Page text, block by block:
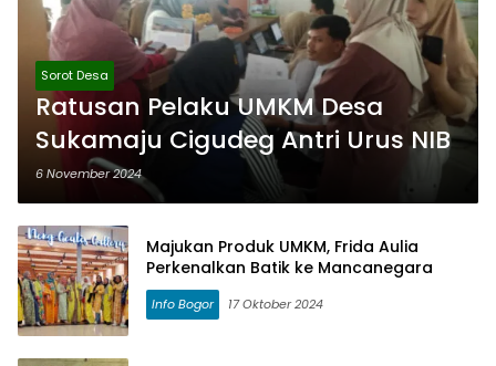
Sorot Desa
Ratusan Pelaku UMKM Desa
Sukamaju Cigudeg Antri Urus NIB
6 November 2024
Majukan Produk UMKM, Frida Aulia
Perkenalkan Batik ke Mancanegara
Info Bogor 17 Oktober 2024